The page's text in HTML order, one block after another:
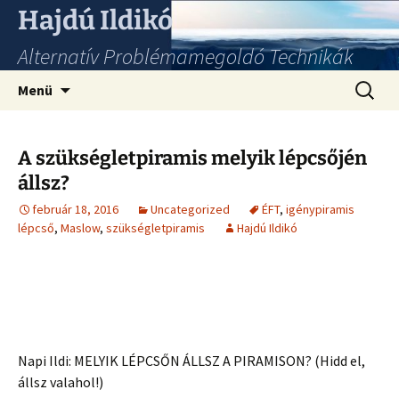
Hajdú Ildikó
Alternatív Problémamegoldó Technikák
Menü
A szükségletpiramis melyik lépcsőjén
állsz?
február 18, 2016 Uncategorized ÉFT, igénypiramis
lépcső, Maslow, szükségletpiramis Hajdú Ildikó
Napi Ildi: MELYIK LÉPCSŐN ÁLLSZ A PIRAMISON? (Hidd el,
állsz valahol!)